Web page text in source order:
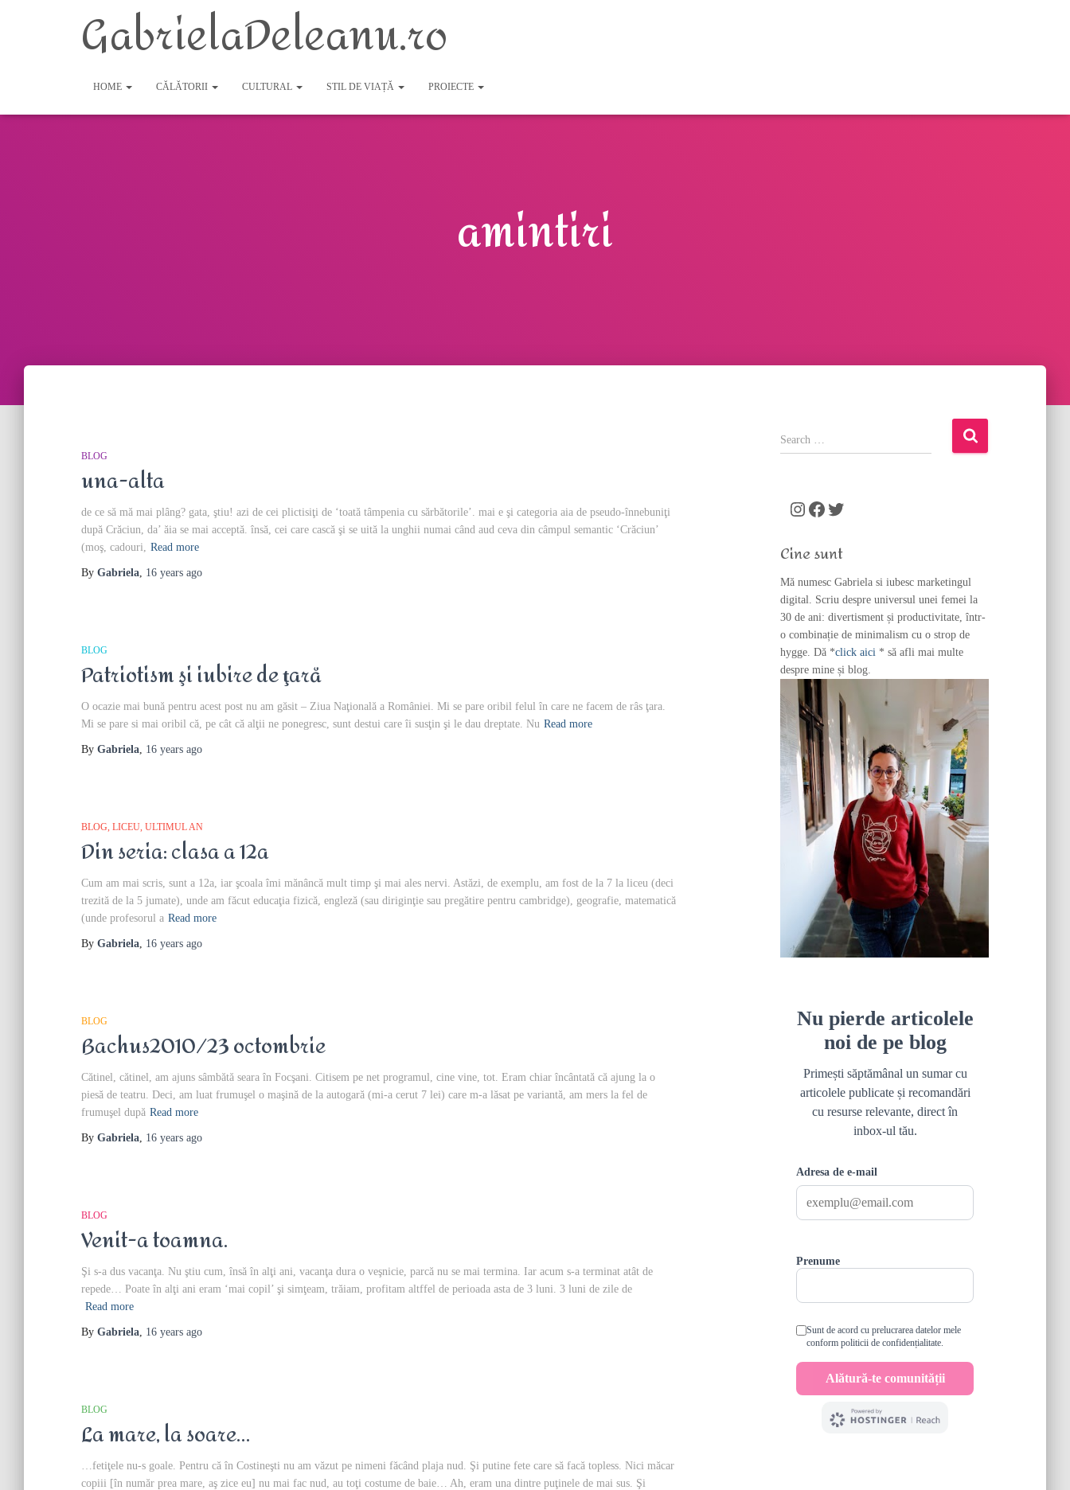
GabrielaDeleanu.ro
HOME CĂLĂTORII CULTURAL STIL DE VIAȚĂ PROIECTE
amintiri
BLOG
una-alta
de ce să mă mai plâng? gata, ştiu! azi de cei plictisiţi de ‘toată tâmpenia cu sărbătorile’. mai e şi categoria aia de pseudo-înnebuniţi
după Crăciun, da’ ăia se mai acceptă. însă, cei care cască şi se uită la unghii numai când aud ceva din câmpul semantic ‘Crăciun’
(moş, cadouri, Read more
By Gabriela, 16 years ago
BLOG
Patriotism şi iubire de ţară
O ocazie mai bună pentru acest post nu am găsit – Ziua Naţională a României. Mi se pare oribil felul în care ne facem de râs ţara.
Mi se pare si mai oribil că, pe cât că alţii ne ponegresc, sunt destui care îi susţin şi le dau dreptate. Nu Read more
By Gabriela, 16 years ago
BLOG LICEU ULTIMUL AN
Din seria: clasa a 12a
Cum am mai scris, sunt a 12a, iar şcoala îmi mănâncă mult timp şi mai ales nervi. Astăzi, de exemplu, am fost de la 7 la liceu (deci
trezită de la 5 jumate), unde am făcut educaţia fizică, engleză (sau diriginţie sau pregătire pentru cambridge), geografie, matematică
(unde profesorul a Read more
By Gabriela, 16 years ago
BLOG
Bachus2010/23 octombrie
Cătinel, cătinel, am ajuns sâmbătă seara în Focşani. Citisem pe net programul, cine vine, tot. Eram chiar încântată că ajung la o
piesă de teatru. Deci, am luat frumuşel o maşină de la autogară (mi-a cerut 7 lei) care m-a lăsat pe variantă, am mers la fel de
frumuşel după Read more
By Gabriela, 16 years ago
BLOG
Venit-a toamna.
Şi s-a dus vacanţa. Nu ştiu cum, însă în alţi ani, vacanţa dura o veşnicie, parcă nu se mai termina. Iar acum s-a terminat atât de
repede… Poate în alţi ani eram ‘mai copil’ şi simţeam, trăiam, profitam altffel de perioada asta de 3 luni. 3 luni de zile de
Read more
By Gabriela, 16 years ago
BLOG
La mare, la soare…
…fetiţele nu-s goale. Pentru că în Costineşti nu am văzut pe nimeni făcând plaja nud. Şi putine fete care să facă topless. Nici măcar
copiii [în număr prea mare, aş zice eu] nu mai fac nud, au toţi costume de baie… Ah, eram una dintre puţinele de mai sus. Şi
S
e
o
Instagram Facebook Twitter
Cine sunt
Mă numesc Gabriela si iubesc marketingul
digital. Scriu despre universul unei femei la
30 de ani: divertisment și productivitate, într-
o combinație de minimalism cu o strop de
hygge. Dă *click aici * să afli mai multe
despre mine și blog.